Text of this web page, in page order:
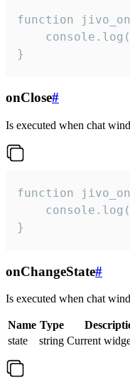
function
}
onClose#
Is executed when chat
function
}
onChangeState#
Is executed when chat
Name Type
state
string Current